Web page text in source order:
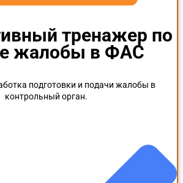
тренажер по
жалобы в ФАС
подготовки и подачи жалобы в
контрольный орган.